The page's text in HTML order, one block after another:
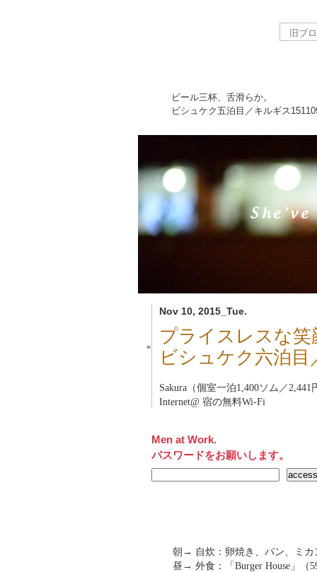
ビール三杯、舌滑らか。
ビシュケク五泊目／キルギス
Nov 10, 2015_Tue.
■
プライスレスな
ビシュケク六泊
Sakura（個室一泊1,400ソム／2,441
Internet@ 宿の無料Wi-Fi
Men at Work.
パスワードをお願いします。
朝→ 自炊：卵焼き、パン、ミカ
昼→ 外食：「Burger House」（